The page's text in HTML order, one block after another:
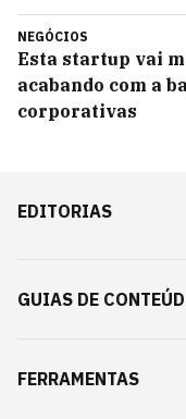
NEGÓCIOS
Esta startup vai
acabando com a
corporativas
EDITORIAS
GUIAS DE
FERRAMENTAS